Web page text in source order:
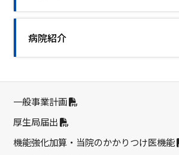
病院紹介
一般事業計画
厚生局届出
機能強化加算・当院のかかりつけ医機能